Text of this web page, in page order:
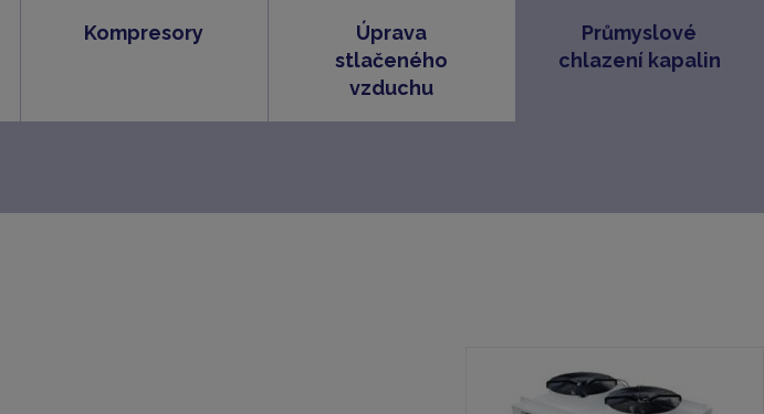
Kompresory
Úprava
stlačeného
vzduchu
Průmyslové
chlazení kapalin